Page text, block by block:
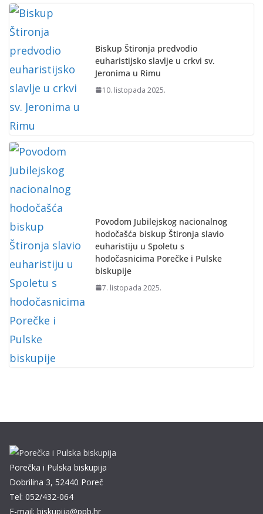
Biskup Štironja predvodio
euharistijsko slavlje u crkvi sv.
Jeronima u Rimu
10. listopada 2025.
Povodom Jubilejskog nacionalnog
hodočašća biskup Štironja slavio
euharistiju u Spoletu s
hodočasnicima Porečke i Pulske
biskupije
7. listopada 2025.
Porečka i Pulska biskupija
Dobrilina 3, 52440 Poreč
Tel: 052/432-064
E-mail: biskupija@ppb.hr